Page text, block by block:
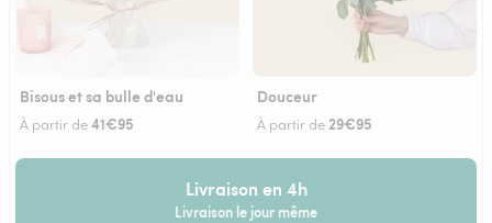
Bisous et sa bulle d'eau
À partir de41€95
Douceur
À partir de 29€95
Livraison en 4h
Livraison le jour même